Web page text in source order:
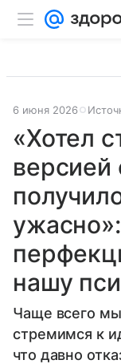
6 июня 2026
«Хотел
версией
нашу
Чаще всего мы
стремимся к
что давно